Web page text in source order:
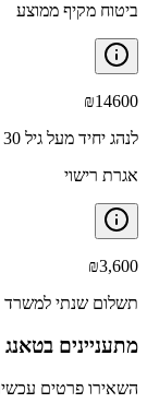
ביטוח מקיף ממוצע
₪14600
לנהג יחיד מעל גיל 30
אגרת רישוי
₪3,600
תשלום שנתי למשרד
מתעניינים בBYD טאנג
השאירו פרטים